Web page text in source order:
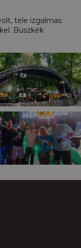
tele izgalmas
Büszkék